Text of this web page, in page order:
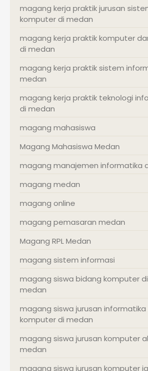
magang kerja praktik jurusan
komputer di medan
magang kerja praktik komputer
di medan
magang kerja praktik sistem
medan
magang kerja praktik teknologi
di medan
magang mahasiswa
Magang Mahasiswa Medan
magang manajemen informatika
magang medan
magang online
magang pemasaran medan
Magang RPL Medan
magang sistem informasi
magang siswa bidang komputer
medan
magang siswa jurusan informatika
komputer di medan
magang siswa jurusan komputer
medan
magang siswa jurusan komputer